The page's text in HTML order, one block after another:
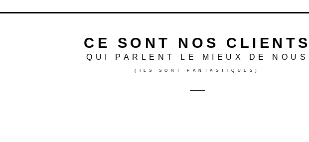
CE SONT NOS CLIENTS
QUI PARLENT LE MIEUX DE NOUS
(ILS SONT FANTASTIQUES)